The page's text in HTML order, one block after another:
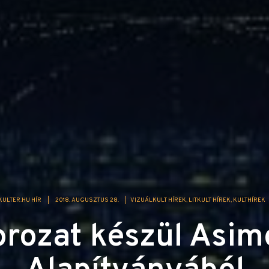
HÍR 2018. AUGUSZTUS 28. VIZUÁLKULT HÍREK LITKULT HÍREK KULTHÍREK
készül